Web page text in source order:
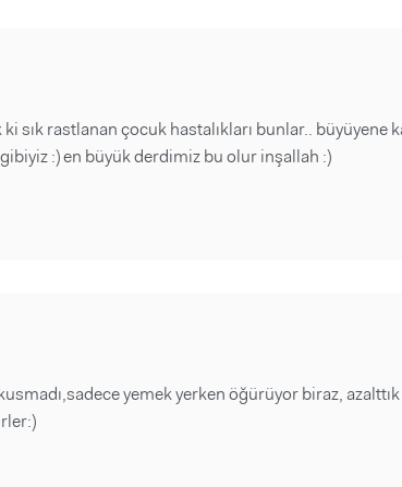
ve Yanıtlar
sık rastlanan çocuk hastalıkları bunlar.. büyüyene
:) en büyük derdimiz bu olur inşallah :)
yemek yerken öğürüyor biraz,